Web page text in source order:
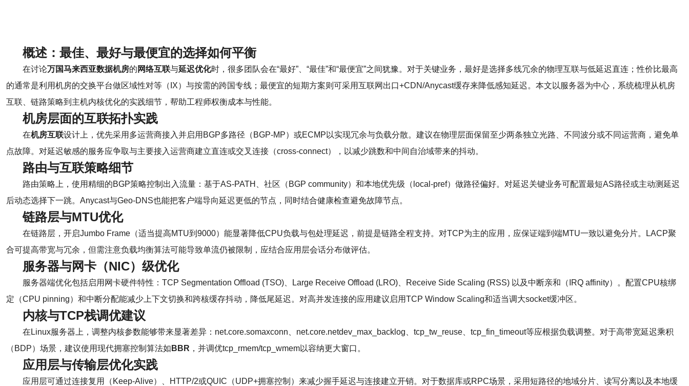
概述：最佳、最好与最便宜的选择如何平衡
在讨论万国马来西亚数据机房的 网络互联与延迟优化时，很多团队会在“最好”、“最佳”和“最便宜”之间犹豫。对于关键业务，最好是选择多线冗余的物理互联与低延迟直连；性价比最高
的通常是利用机房的交换平台做区域性对等（IX）与按需的跨国专线；最便宜的短期方案则可采用互联网出口+CDN/Anycast缓存来降低感知延迟。本文以服务器为中心，系统梳理从机房
互联、链路策略到主机内核优化的实践细节，帮助工程师权衡成本与性能。
机房层面的互联拓扑实践
在机房互联设计上，优先采用多运营商接入并启用BGP多路径（BGP-MP）或ECMP以实现冗余与负载分散。建议在物理层面保留至少两条独立光路、不同波分或不同运营商，避免单
点故障。对延迟敏感的服务应争取与主要接入运营商建立直连或交叉连接（cross-connect），以减少跳数和中间自治域带来的抖动。
路由与互联策略细节
路由策略上，使用精细的BGP策略控制出入流量：基于AS-PATH、社区（BGP community）和本地优先级（local-pref）做路径偏好。对延迟关键业务可配置最短AS路径或主动测延迟
后动态选择下一跳。Anycast与Geo‑DNS也能把客户端导向延迟更低的节点，同时结合健康检查避免故障节点。
链路层与MTU优化
在链路层，开启Jumbo Frame（适当提高MTU到9000）能显著降低CPU负载与包处理延迟，前提是链路全程支持。对TCP为主的应用，应保证端到端MTU一致以避免分片。LACP聚
合可提高带宽与冗余，但需注意负载均衡算法可能导致单流仍被限制，应结合应用层会话分布做评估。
服务器与网卡（NIC）级优化
服务器端优化包括启用网卡硬件特性：TCP Segmentation Offload (TSO)、Large Receive Offload (LRO)、Receive Side Scaling (RSS) 以及中断亲和（IRQ affinity）。配置CPU核绑
定（CPU pinning）和中断分配能减少上下文切换和跨核缓存抖动，降低尾延迟。对高并发连接的应用建议启用TCP Window Scaling和适当调大socket缓冲区。
内核与TCP栈调优建议
在Linux服务器上，调整内核参数能够带来显著差异：net.core.somaxconn、net.core.netdev_max_backlog、tcp_tw_reuse、tcp_fin_timeout等应根据负载调整。对于高带宽延迟乘积
（BDP）场景，建议使用现代拥塞控制算法如 BBR ，并调优tcp_rmem/tcp_wmem以容纳更大窗口。
应用层与传输层优化实践
应用层可通过连接复用（Keep-Alive）、HTTP/2或QUIC（UDP+拥塞控制）来减少握手延迟与连接建立开销。对于数据库或RPC场景，采用短路径的地域分片、读写分离以及本地缓